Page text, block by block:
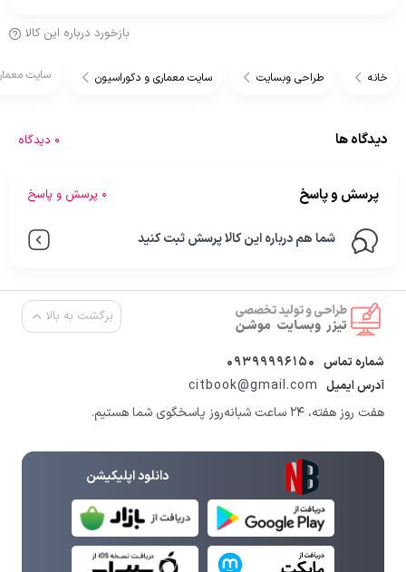
بازخورد درباره این کالا
خانه طراحی وبسایت سایت معماری و دکوراسیون سایت
دیدگاه ها 0 دیدگاه
پرسش و پاسخ 0 پرسش و پاسخ
شما هم درباره این کالا پرسش ثبت کنید
برگشت به بالا
شماره تماس 09399996150
آدرس ایمیل citbook@gmail.com
هفت روز هفته، ۲۴ ساعت شبانه‌روز پاسخگوی شما هستیم.
دانلود اپلیکیشن